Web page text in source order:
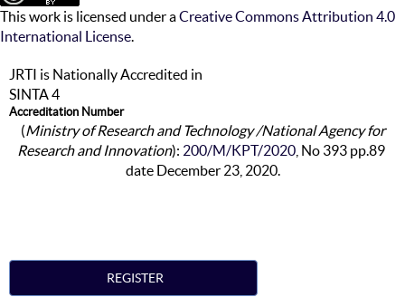
This work is licensed under aCreative Commons Attribution 4.0
International License.
JRTI is Nationally Accredited in
SINTA 4
Accreditation Number
(Ministry of Research and Technology /National Agency for
Research and Innovation): 200/M/KPT/2020 , No 393 pp.89
date December 23, 2020.
REGISTER